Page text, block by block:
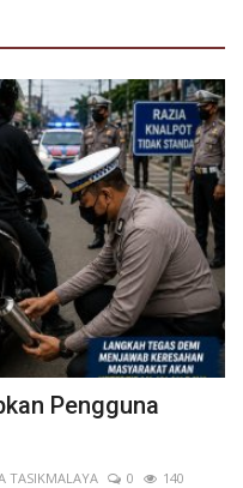
Pengguna
TASIKMALAYA 0
140